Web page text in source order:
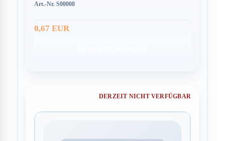
Art.-Nr. S00008
0,67 EUR
DERZEIT NICHT VERFÜGBAR